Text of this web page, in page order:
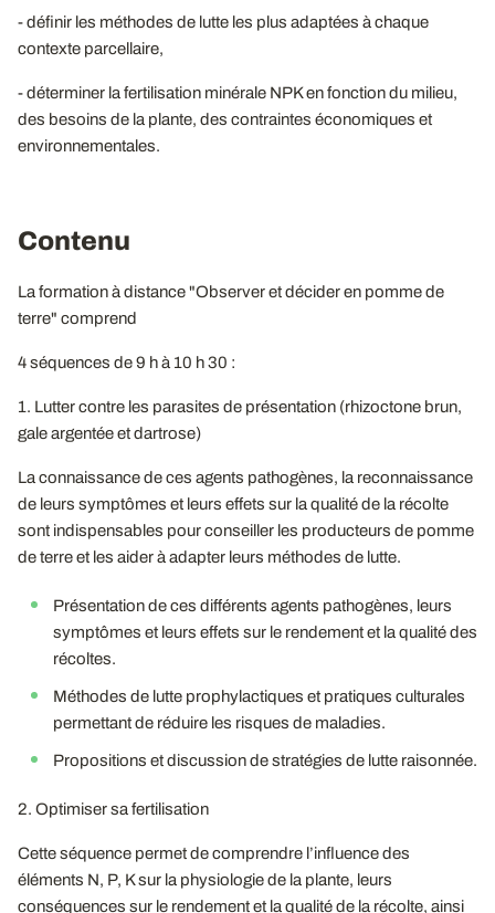
- définir les méthodes de lutte les plus adaptées à chaque
contexte parcellaire,
- déterminer la fertilisation minérale NPK en fonction du milieu,
des besoins de la plante, des contraintes économiques et
environnementales.
Contenu
La formation à distance "Observer et décider en pomme de
terre" comprend
4 séquences de 9 h à 10 h 30 :
1. Lutter contre les parasites de présentation (rhizoctone brun,
gale argentée et dartrose)
La connaissance de ces agents pathogènes, la reconnaissance
de leurs symptômes et leurs effets sur la qualité de la récolte
sont indispensables pour conseiller les producteurs de pomme
de terre et les aider à adapter leurs méthodes de lutte.
Présentation de ces différents agents pathogènes, leurs
symptômes et leurs effets sur le rendement et la qualité des
récoltes.
Méthodes de lutte prophylactiques et pratiques culturales
permettant de réduire les risques de maladies.
Propositions et discussion de stratégies de lutte raisonnée.
2. Optimiser sa fertilisation
Cette séquence permet de comprendre l’influence des
éléments N, P, K sur la physiologie de la plante, leurs
conséquences sur le rendement et la qualité de la récolte, ainsi